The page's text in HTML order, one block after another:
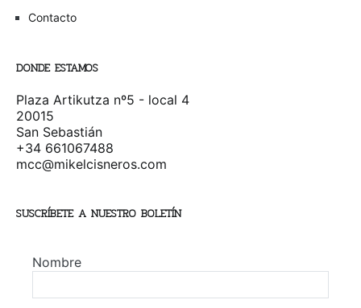
Contacto
DONDE ESTAMOS
Plaza Artikutza nº5 - local 4
20015
San Sebastián
+34 661067488
mcc@mikelcisneros.com
SUSCRÍBETE A NUESTRO BOLETÍN
Nombre